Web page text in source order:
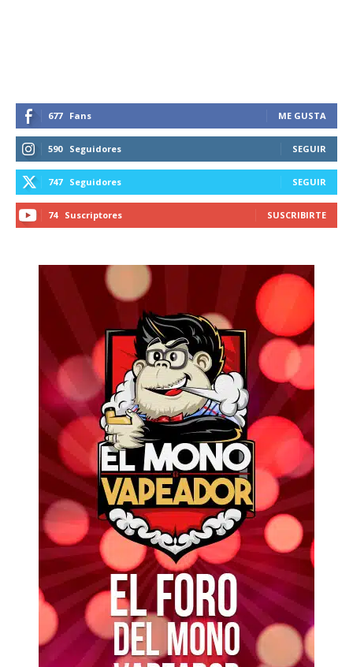
677 Fans ME GUSTA
590 Seguidores SEGUIR
747 Seguidores SEGUIR
74 Suscriptores SUSCRIBIRTE